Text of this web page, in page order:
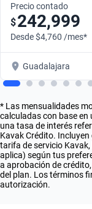
Precio contado
$242,999
Desde $4,760 /mes*
Guadalajara
* Las mensualidades
calculadas con base en
una tasa de interés
Kavak Crédito.
tarifa de servicio
aplica) según tus
a aprobación de
del plan. Los términos
autorización.